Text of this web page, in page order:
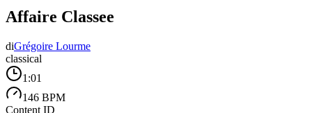
Affaire Classee
diGrégoire Lourme
classical
1:01
146 BPM
Content ID